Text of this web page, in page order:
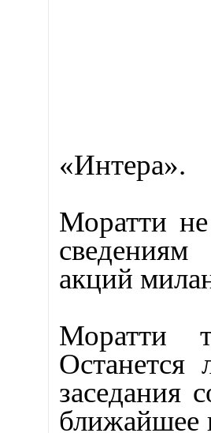
«Интера».
Моратти
акций
Моратти
заседания
ближайшее